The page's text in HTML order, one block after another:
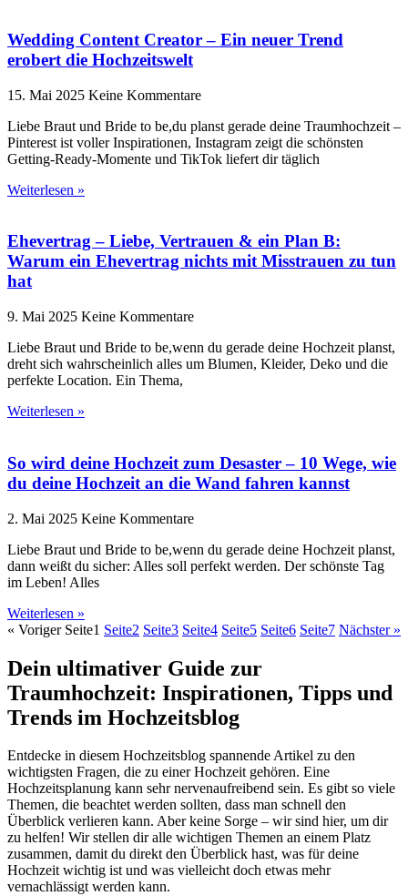
Wedding Content Creator – Ein neuer Trend
erobert die Hochzeitswelt
15. Mai 2025 Keine Kommentare
Liebe Braut und Bride to be,du planst gerade deine Traumhochzeit –
Pinterest ist voller Inspirationen, Instagram zeigt die schönsten
Getting-Ready-Momente und TikTok liefert dir täglich
Weiterlesen »
Ehevertrag – Liebe, Vertrauen & ein Plan B:
Warum ein Ehevertrag nichts mit Misstrauen zu tun
hat
9. Mai 2025 Keine Kommentare
Liebe Braut und Bride to be,wenn du gerade deine Hochzeit planst,
dreht sich wahrscheinlich alles um Blumen, Kleider, Deko und die
perfekte Location. Ein Thema,
Weiterlesen »
So wird deine Hochzeit zum Desaster – 10 Wege, wie
du deine Hochzeit an die Wand fahren kannst
2. Mai 2025 Keine Kommentare
Liebe Braut und Bride to be,wenn du gerade deine Hochzeit planst,
dann weißt du sicher: Alles soll perfekt werden. Der schönste Tag
im Leben! Alles
Weiterlesen »
« Voriger Seite1 Seite2 Seite3 Seite4 Seite5 Seite6 Seite7 Nächster »
Dein ultimativer Guide zur
Traumhochzeit: Inspirationen, Tipps und
Trends im Hochzeitsblog
Entdecke in diesem Hochzeitsblog spannende Artikel zu den
wichtigsten Fragen, die zu einer Hochzeit gehören. Eine
Hochzeitsplanung kann sehr nervenaufreibend sein. Es gibt so viele
Themen, die beachtet werden sollten, dass man schnell den
Überblick verlieren kann. Aber keine Sorge – wir sind hier, um dir
zu helfen! Wir stellen dir alle wichtigen Themen an einem Platz
zusammen, damit du direkt den Überblick hast, was für deine
Hochzeit wichtig ist und was vielleicht doch etwas mehr
vernachlässigt werden kann.